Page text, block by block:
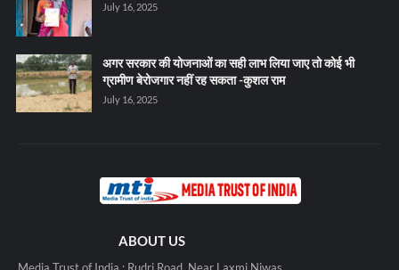
July 16, 2025
अगर सरकार की योजनाओं का सही लाभ लिया जाए तो कोई भी
ग्रामीण बेरोजगार नहीं रह सकता -कुशल राम
July 16, 2025
ABOUT US